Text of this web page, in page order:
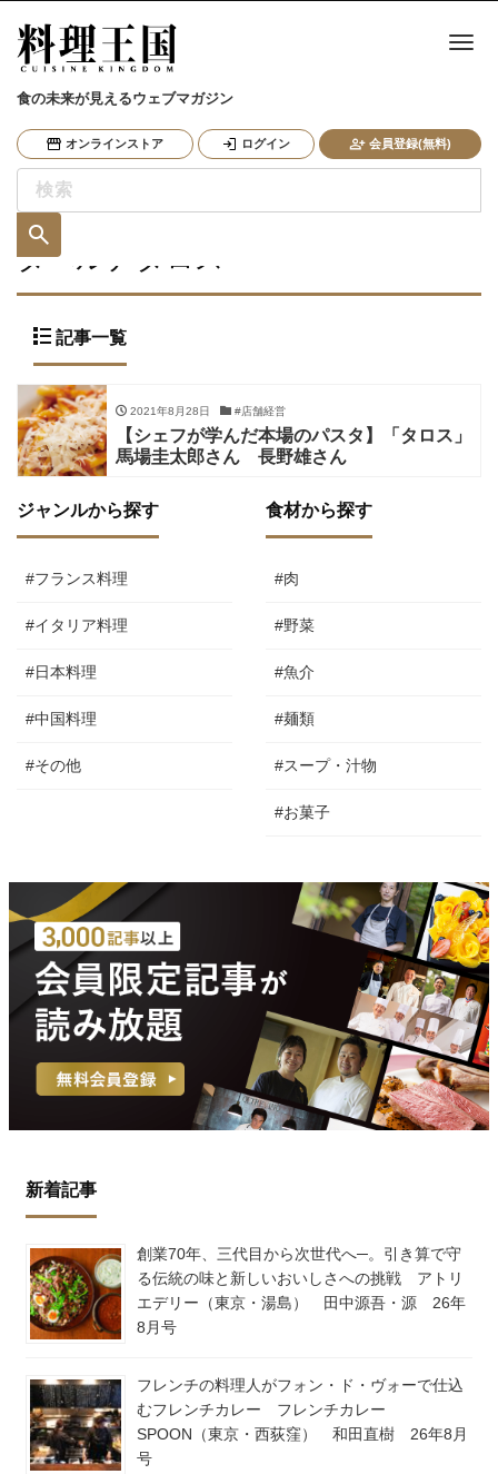
食の未来が見えるウェブマガジン
オンラインストア ログイン 会員登録(無料)
ナ
タベルナタロス
記事一覧
2021年8月28日 #店舗経営
【シェフが学んだ本場のパスタ】「タロス」
馬場圭太郎さん 長野雄さん
ジャンルから探す
#フランス料理
#イタリア料理
#日本料理
#中国料理
#その他
食材から探す
#肉
#野菜
#魚介
#麺類
#スープ・汁物
#お菓子
新着記事
創業70年、三代目から次世代へ─。引き算で守
る伝統の味と新しいおいしさへの挑戦 アトリ
エデリー（東京・湯島） 田中源吾・源 26年
8月号
フレンチの料理人がフォン・ド・ヴォーで仕込
むフレンチカレー フレンチカレー
SPOON（東京・西荻窪） 和田直樹 26年8月
号